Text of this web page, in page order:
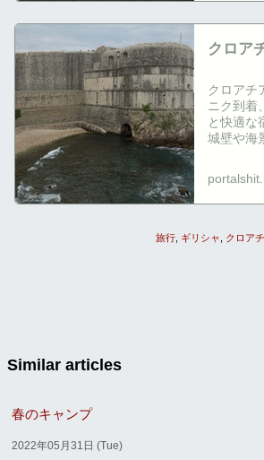
クロア
shit!
クロアチ
ニク到着
と快適な
城壁や海
滞在で雨
便、帰路
旅行 ギリシャ クロア
Similar articles
春のキャンプ
2022年05月31日 (Tue)